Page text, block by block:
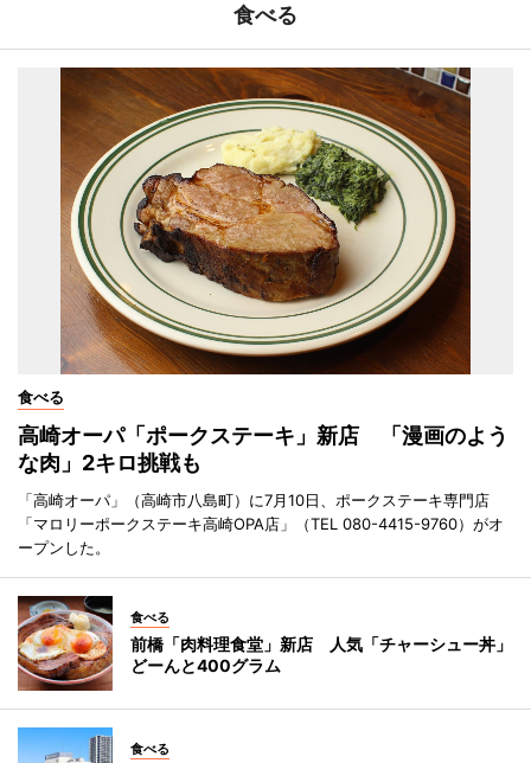
食べる
食べる
高崎オーパ「ポークステーキ」新店 「漫画のよう
な肉」2キロ挑戦も
「高崎オーパ」（高崎市八島町）に7月10日、ポークステーキ専門店
「マロリーポークステーキ高崎OPA店」（TEL 080-4415-9760）がオ
ープンした。
食べる
前橋「肉料理食堂」新店 人気「チャーシュー丼」
どーんと400グラム
食べる